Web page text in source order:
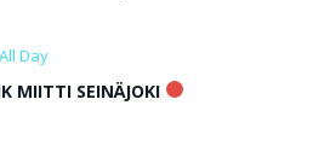
All Day
MIITTI SEINÄJOKI